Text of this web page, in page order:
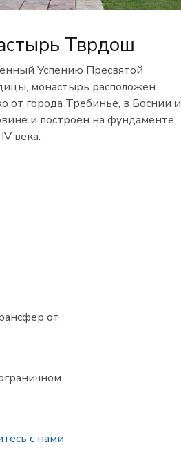
Тврдош
Успению Пресвятой
монастырь расположен
от города Требинье, в Боснии и
и построен на фундаменте
века.
от
с нами